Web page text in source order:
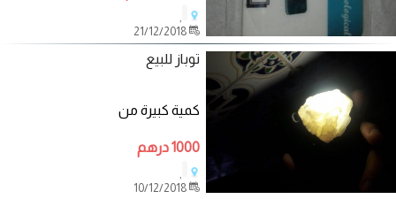
,
توباز للبيع
كمية كبيرة من
1000 درهم
,